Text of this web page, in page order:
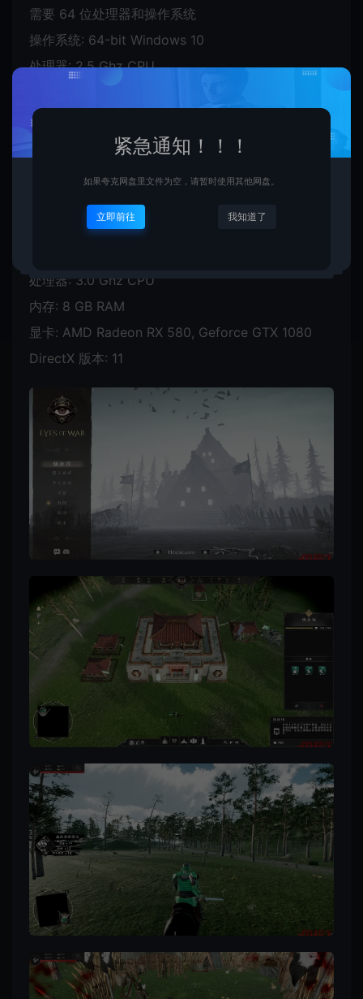
需要 64 位处理器和操作系统
操作系统: 64-bit Windows 10
处理器: 2.5 Ghz CPU
显卡: AMD Radeon R9 280, GeForce GTX 960
DirectX 版本: 11
推荐配置:
需要 64 位处理器和操作系统
处理器: 3.0 Ghz CPU
内存: 8 GB RAM
显卡: AMD Radeon RX 580, Geforce GTX 1080
DirectX 版本: 11
紧急通知！！！
如果夸克网盘里文件为空，请暂时使用其他网盘。
立即前往 我知道了